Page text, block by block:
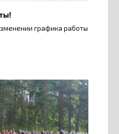
графика работы